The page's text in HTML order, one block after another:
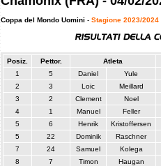
Coppa del Mondo Uomini - Stagione 2023/2024
Posiz. Pettor.
Atleta
1
5 Daniel
Yule
2
3 Loic
Meillard
3
2 Clement
Noel
4
1 Manuel
Feller
5
6 Henrik
Kristoffersen
5
22 Dominik
Raschner
7
24 Samuel
Kolega
8
7 Timon
Haugan